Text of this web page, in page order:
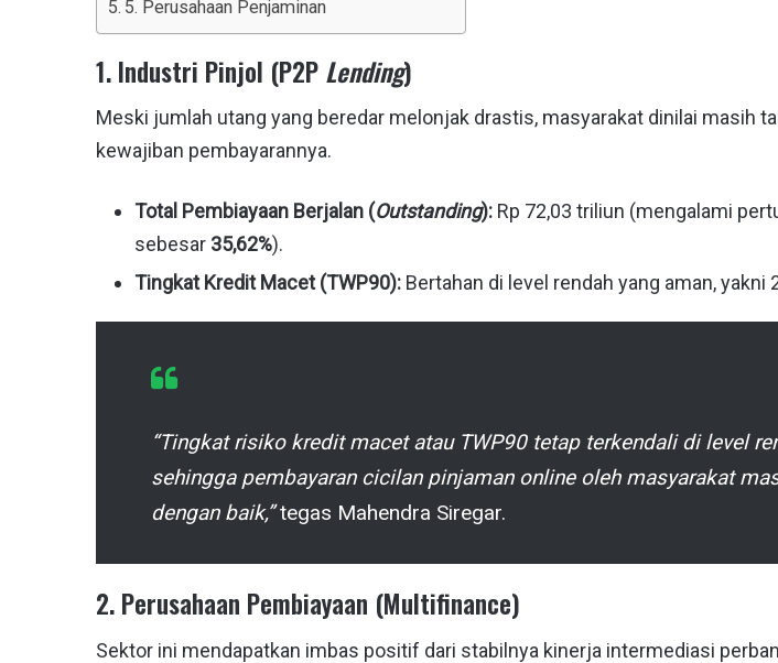
5. Perusahaan Penjaminan
1. Industri Pinjol (P2P Lending)
Meski jumlah utang yang beredar melonjak drastis, masyarakat dinilai masih
kewajiban pembayarannya.
Total Pembiayaan Berjalan (Outstanding): Rp 72,03 triliun (mengalami
sebesar 35,62%).
Tingkat Kredit Macet (TWP90): Bertahan di level rendah yang aman, yakni
“Tingkat risiko kredit macet atau TWP90 tetap terkendali di level
sehingga pembayaran cicilan pinjaman online oleh masyarakat
dengan baik,”tegas Mahendra Siregar.
2. Perusahaan Pembiayaan (Multifinance)
Sektor ini mendapatkan imbas positif dari stabilnya kinerja intermediasi